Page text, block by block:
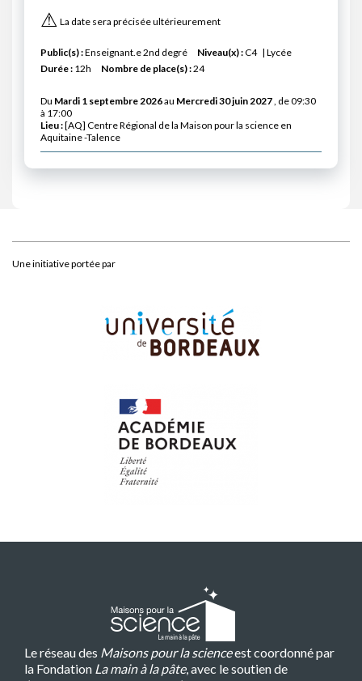
⚠ La date sera précisée ultérieurement
Public(s) :Enseignant.e 2nd degré Niveau(x) :C4
Lycée
Durée : 12h Nombre de place(s) :24
Du Mardi 1 septembre 2026au Mercredi 30 juin 2027 , de 09:30
à 17:00
Lieu :[AQ] Centre Régional de la Maison pour la science en
Aquitaine -Talence
Une initiative portée par
Le réseau des Maisons pour la scienceest coordonné par
la Fondation La main à la pâte, avec le soutien de